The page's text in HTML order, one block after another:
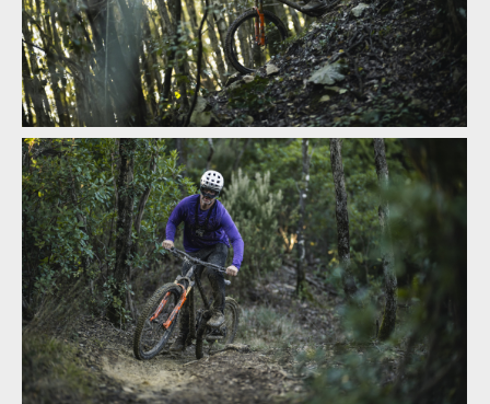
Atherton A130
Atherton A130
Atherton A130
Atherton A130